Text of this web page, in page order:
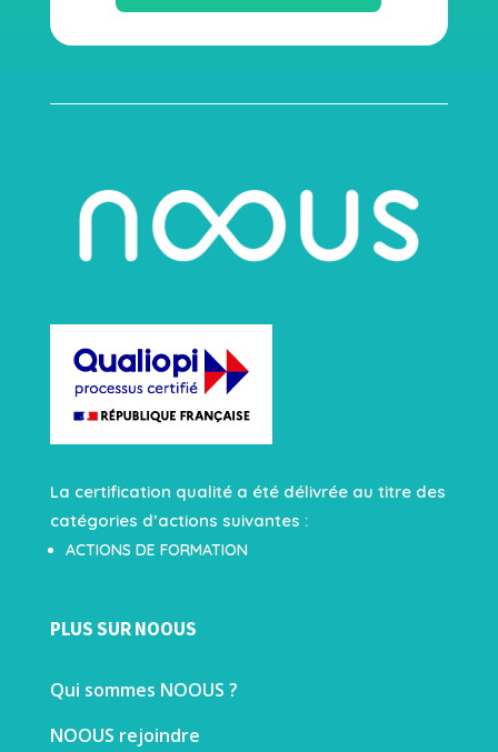
La certification qualité a été délivrée au titre des
catégories d’actions suivantes :
ACTIONS DE FORMATION
PLUS SUR NOOUS
Qui sommes NOOUS ?
NOOUS rejoindre